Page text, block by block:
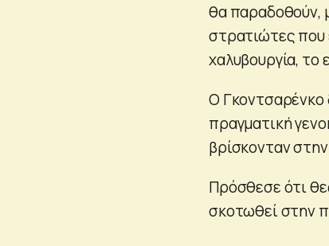
θα παραδοθούν,
στρατιώτες που
χαλυβουργία, το
Ο Γκοντσαρένκο
πραγματική
βρίσκονταν
Πρόσθεσε ότι
σκοτωθεί στην